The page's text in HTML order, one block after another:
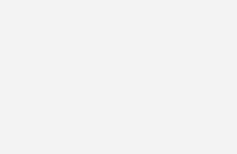
Dusche
Dusche wird also vom Hausanschluss
man jedoch die Trinkwasserleitung
rückwärts in Richtung Hausanschluss
Rohr bis zum ersten T-Stück versorgt
Stück bis zum nächsten T-Stück versorgt